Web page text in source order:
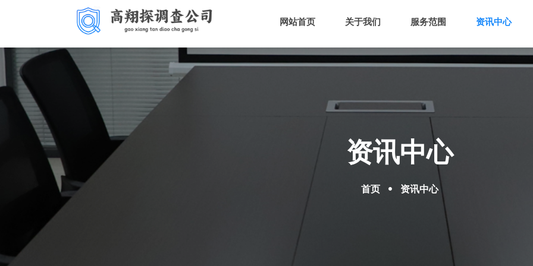
网站首页 关于我们 服务范围 资讯中心
资讯中心
首页 资讯中心